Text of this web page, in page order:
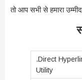
तो आप सभी से हमारा